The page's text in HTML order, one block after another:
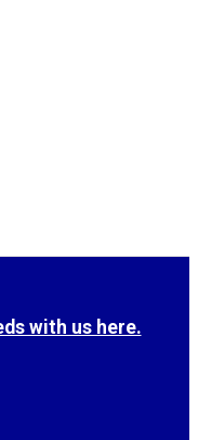
with us here.